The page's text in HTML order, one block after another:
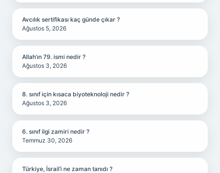
Avcılık sertifikası kaç günde çıkar ?
Ağustos 5, 2026
Allah’ın 79. ismi nedir ?
Ağustos 3, 2026
8. sınıf için kısaca biyoteknoloji nedir ?
Ağustos 3, 2026
6. sınıf ilgi zamiri nedir ?
Temmuz 30, 2026
Türkiye, İsrail’i ne zaman tanıdı ?